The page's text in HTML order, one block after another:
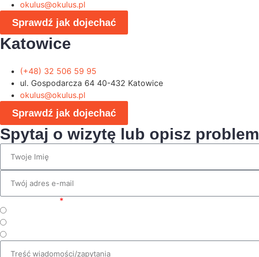
okulus@okulus.pl
Sprawdź jak dojechać
Katowice
(+48) 32 506 59 95
ul. Gospodarcza 64 40-432 Katowice
okulus@okulus.pl
Sprawdź jak dojechać
Spytaj o wizytę lub opisz problem